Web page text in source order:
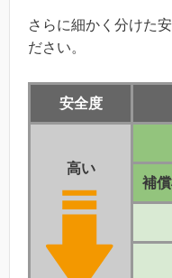
さらに細かく分けた
ださい。
安全度
高い
補